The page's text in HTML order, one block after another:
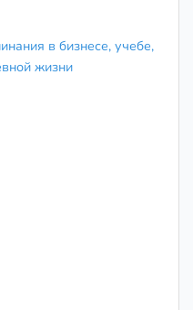
в бизнесе, учебе,
жизни